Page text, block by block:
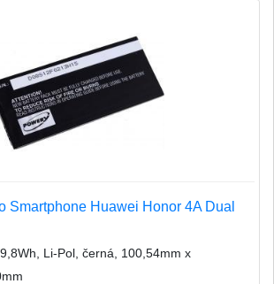
Smartphone Huawei Honor 4A Dual
Li-Pol, černá, 100,54mm x